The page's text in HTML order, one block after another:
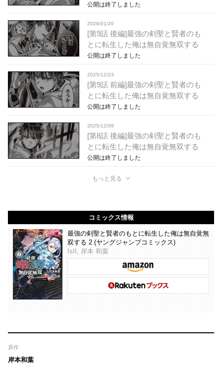
公開は終了しました
2026/01/20
[第9話 後編]最強の剣聖と賢者のも
とに転生した俺は無自覚無双する
公開は終了しました
2025/12/23
[第9話 前編]最強の剣聖と賢者のも
とに転生した俺は無自覚無双する
公開は終了しました
2025/12/09
[第8話 後編]最強の剣聖と賢者のも
とに転生した俺は無自覚無双する
公開は終了しました
もっと見る
コミックス情報
最強の剣聖と賢者のもとに転生した俺は無自覚無
双する 2 (ヤングジャンプコミックス)
IsII, 岸本 和葉
原作
岸本和葉